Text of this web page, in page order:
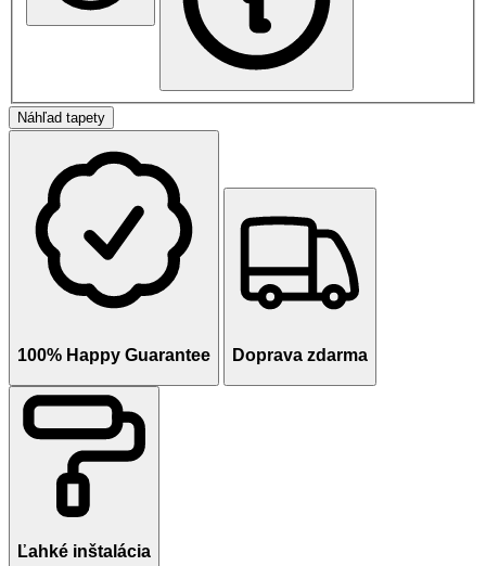
Náhľad tapety
100% Happy Guarantee Doprava zdarma
Ľahké inštalácia